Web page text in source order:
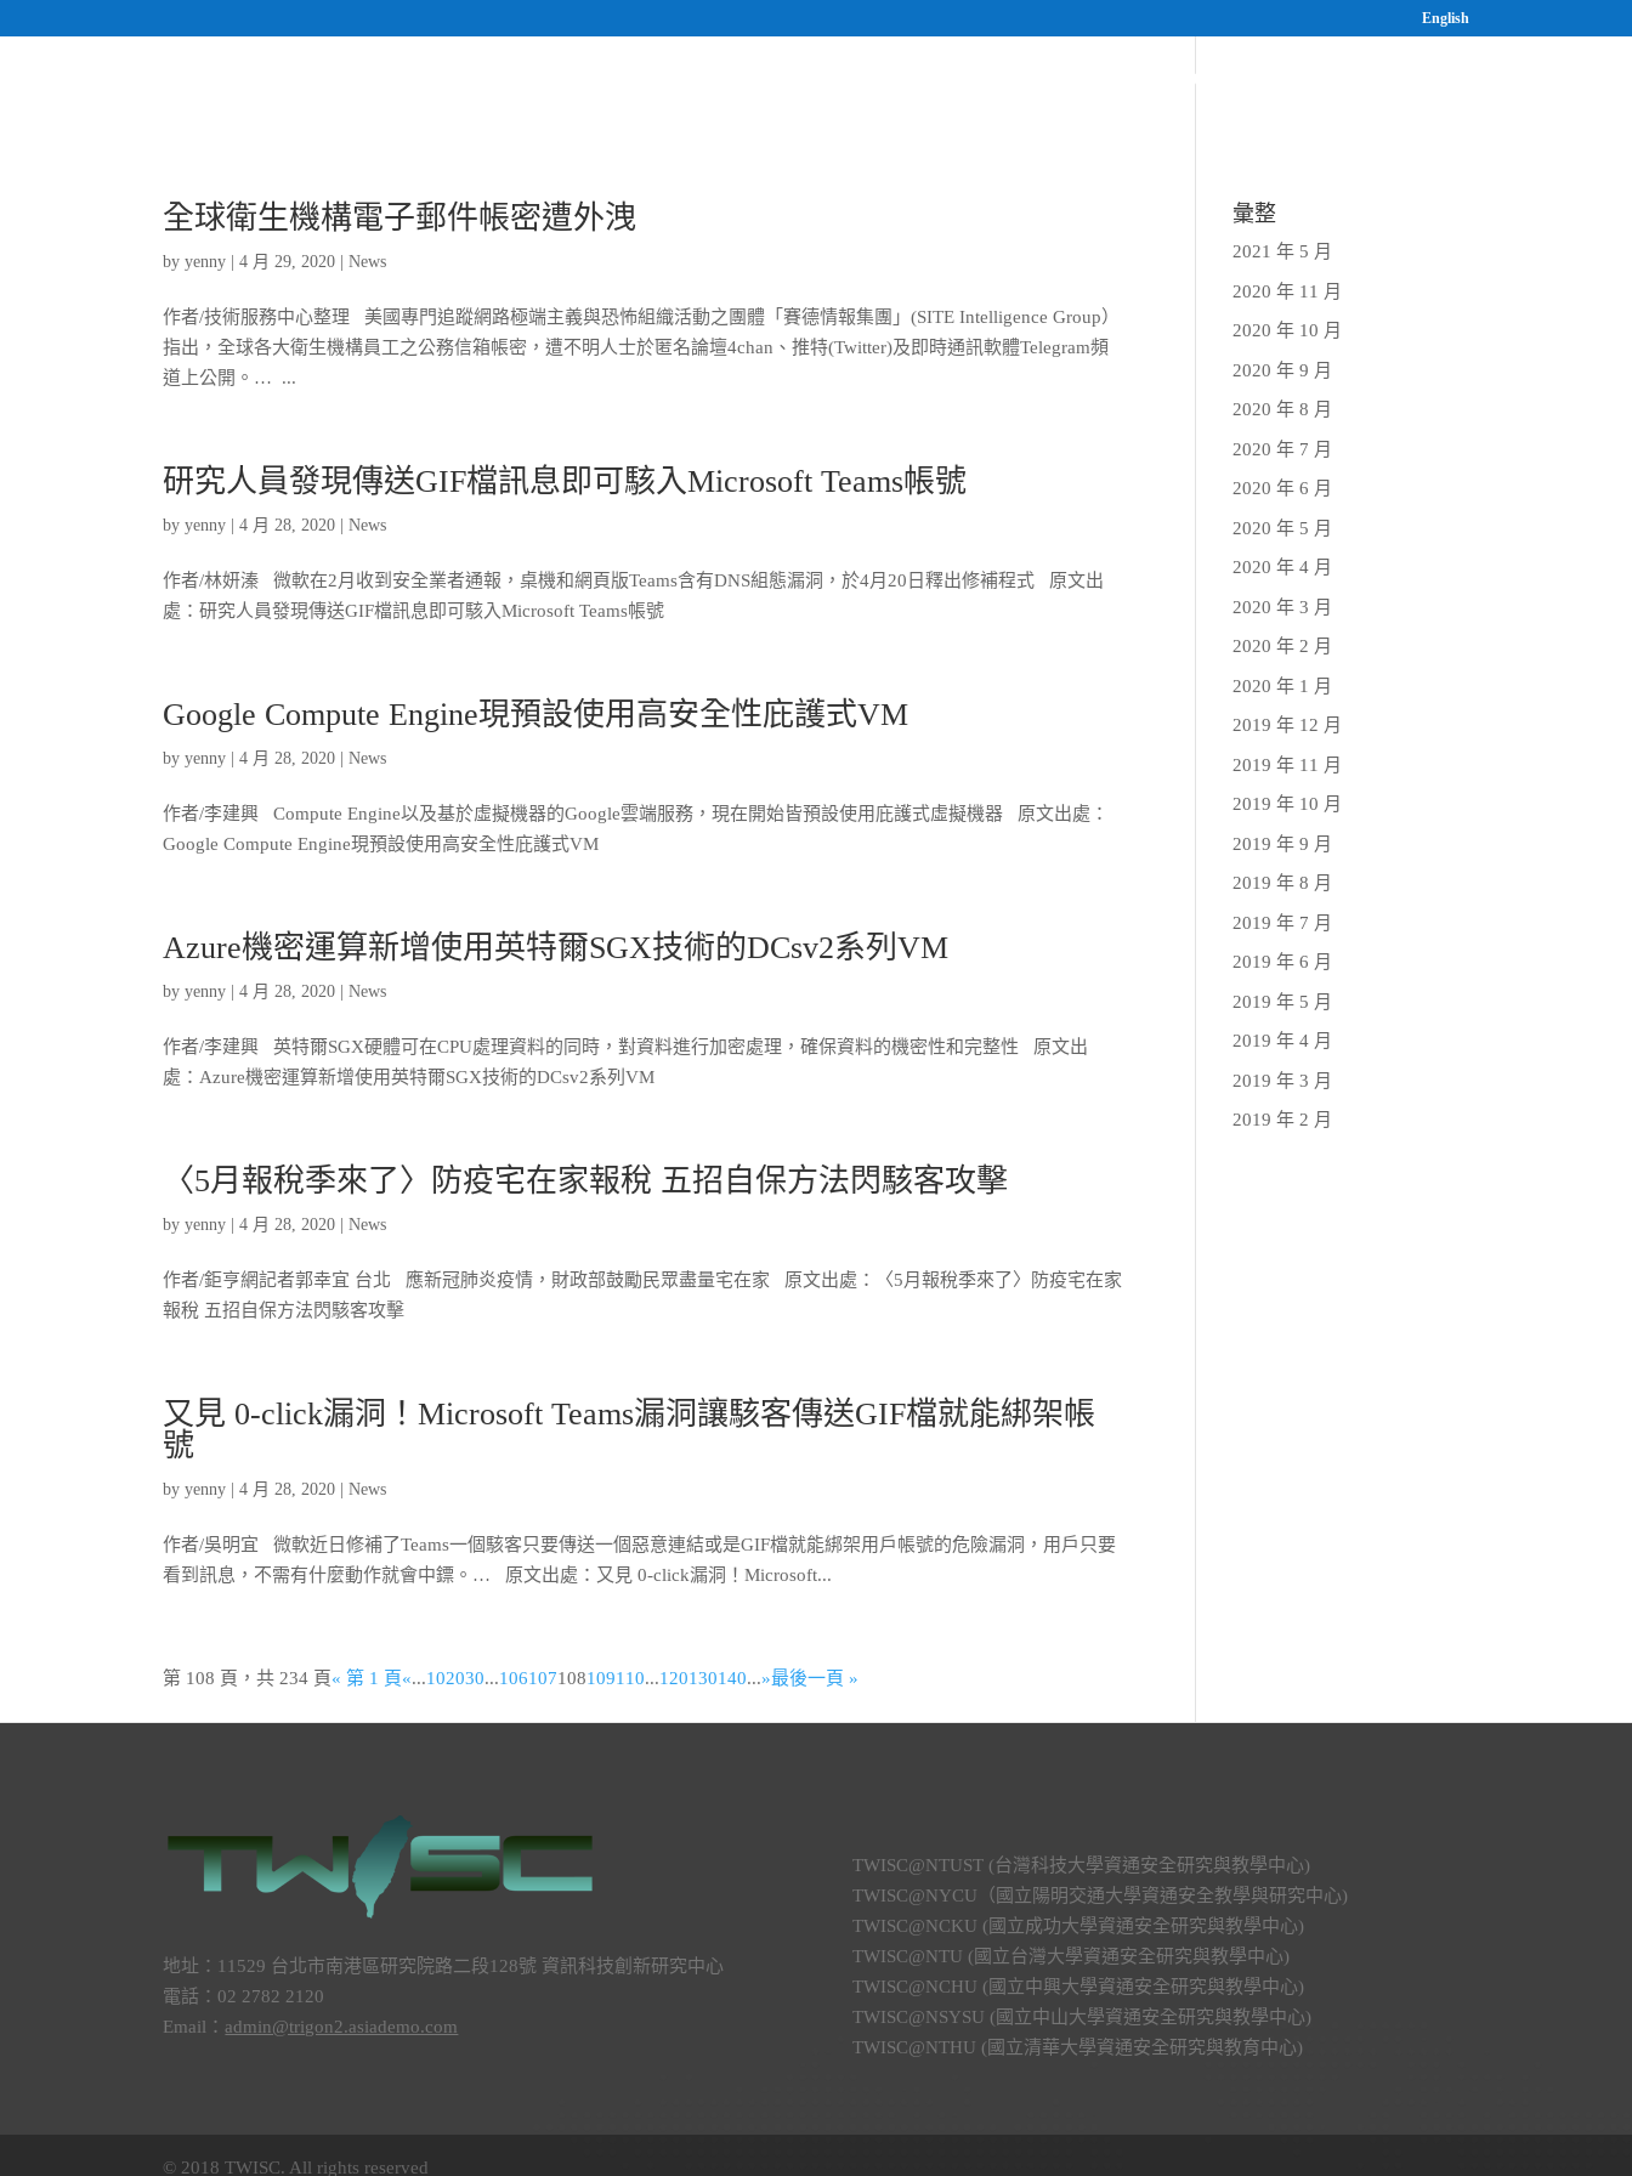
English
研究與人才培育
全球衛生機構電子郵件帳密遭外洩
byyenny |4 月 29, 2020 |News
作者/技術服務中心整理 美國專門追蹤網路極端主義與恐怖組織活動之團體「賽德情報集團」(SITE Intelligence Group）
指出，全球各大衛生機構員工之公務信箱帳密，遭不明人士於匿名論壇4chan、推特(Twitter)及即時通訊軟體Telegram頻
道上公開。… ...
研究人員發現傳送GIF檔訊息即可駭入Microsoft Teams帳號
byyenny |4 月 28, 2020 |News
作者/林妍溱 微軟在2月收到安全業者通報，桌機和網頁版Teams含有DNS組態漏洞，於4月20日釋出修補程式 原文出
處：研究人員發現傳送GIF檔訊息即可駭入Microsoft Teams帳號
Google Compute Engine現預設使用高安全性庇護式VM
byyenny |4 月 28, 2020 |News
作者/李建興 Compute Engine以及基於虛擬機器的Google雲端服務，現在開始皆預設使用庇護式虛擬機器 原文出處：
Google Compute Engine現預設使用高安全性庇護式VM
Azure機密運算新增使用英特爾SGX技術的DCsv2系列VM
byyenny |4 月 28, 2020 |News
作者/李建興 英特爾SGX硬體可在CPU處理資料的同時，對資料進行加密處理，確保資料的機密性和完整性 原文出
處：Azure機密運算新增使用英特爾SGX技術的DCsv2系列VM
〈5月報稅季來了〉防疫宅在家報稅 五招自保方法閃駭客攻擊
byyenny |4 月 28, 2020 |News
作者/鉅亨網記者郭幸宜 台北 應新冠肺炎疫情，財政部鼓勵民眾盡量宅在家 原文出處：〈5月報稅季來了〉防疫宅在家
報稅 五招自保方法閃駭客攻擊
又見 0-click漏洞！Microsoft Teams漏洞讓駭客傳送GIF檔就能綁架帳
號
byyenny |4 月 28, 2020 |News
作者/吳明宜 微軟近日修補了Teams一個駭客只要傳送一個惡意連結或是GIF檔就能綁架用戶帳號的危險漏洞，用戶只要
看到訊息，不需有什麼動作就會中鏢。… 原文出處：又見 0-click漏洞！Microsoft...
第 108 頁，共 234 頁« 第 1 頁«...102030...106107108109110...120130140...»最後一頁 »
彙整
2021 年 5 月
2020 年 11 月
2020 年 10 月
2020 年 9 月
2020 年 8 月
2020 年 7 月
2020 年 6 月
2020 年 5 月
2020 年 4 月
2020 年 3 月
2020 年 2 月
2020 年 1 月
2019 年 12 月
2019 年 11 月
2019 年 10 月
2019 年 9 月
2019 年 8 月
2019 年 7 月
2019 年 6 月
2019 年 5 月
2019 年 4 月
2019 年 3 月
2019 年 2 月
地址：11529 台北市南港區研究院路二段128號 資訊科技創新研究中心
電話：02 2782 2120
Email： admin@trigon2.asiademo.com
TWISC@NTUST (台灣科技大學資通安全研究與教學中心)
TWISC@NYCU（國立陽明交通大學資通安全教學與研究中心)
TWISC@NCKU (國立成功大學資通安全研究與教學中心)
TWISC@NTU (國立台灣大學資通安全研究與教學中心)
TWISC@NCHU (國立中興大學資通安全研究與教學中心)
TWISC@NSYSU (國立中山大學資通安全研究與教學中心)
TWISC@NTHU (國立清華大學資通安全研究與教育中心)
© 2018 TWISC. All rights reserved